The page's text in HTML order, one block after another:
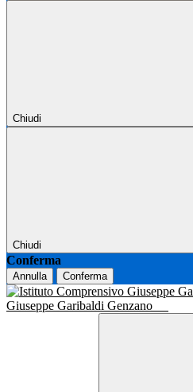
Chiudi
Chiudi
Conferma
Annulla Conferma
Giuseppe Garibaldi Genzano